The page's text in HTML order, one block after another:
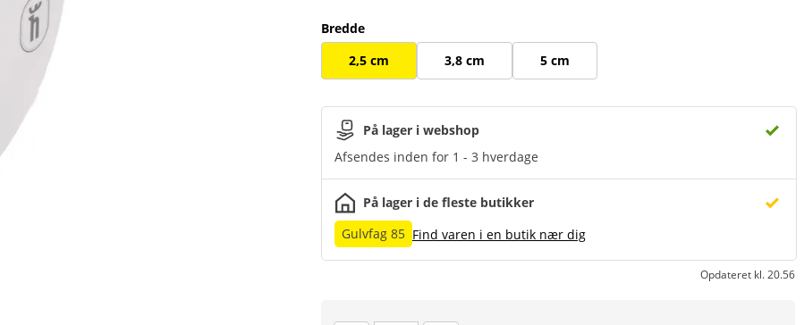
Bredde
2,5 cm
3,8 cm 5 cm
På lager i webshop
Afsendes inden for 1 - 3 hverdage
På lager i de fleste butikker
Gulvfag 85 Find varen i en butik nær dig
Opdateret kl. 20.56